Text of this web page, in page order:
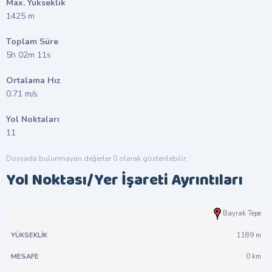
Max. Yükseklik
1425 m
Toplam Süre
5h 02m 11s
Ortalama Hız
0.71 m/s
Yol Noktaları
11
Dosyada bulunmayan değerler 0 olarak gösterilebilir.
Yol Noktası/Yer İşareti Ayrıntıları
Bayrak Tepe
1189 m
0 km